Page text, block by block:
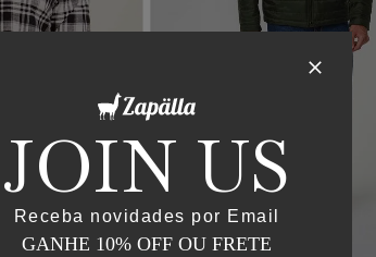
JOIN US
Receba novidades por Email
GANHE 10% OFF OU FRETE